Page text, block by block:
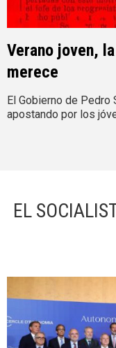
Verano joven,
merece
El Gobierno de Pedro
apostando por los
EL